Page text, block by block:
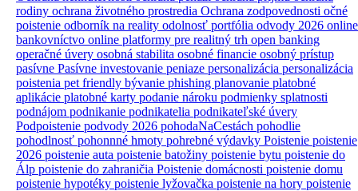
rodiny ochrana životného prostredia Ochrana zodpovednosti očné
poistenie odborník na reality odolnosť portfólia odvody 2026 online
bankovníctvo online platformy pre realitný trh open banking
operačné úvery osobná stabilita osobné financie osobný prístup
pasívne Pasívne investovanie peniaze personalizácia personalizácia
poistenia pet friendly bývanie phishing planovanie platobné
aplikácie platobné karty podanie nároku podmienky splatnosti
podnájom podnikanie podnikatelia podnikateľské úvery
Podpoistenie podvody 2026 pohodaNaCestách pohodlie
pohodlnosť pohonnné hmoty pohrebné výdavky Poistenie poistenie
2026 poistenie auta poistenie batožiny poistenie bytu poistenie do
Álp poistenie do zahraničia Poistenie domácnosti poistenie domu
poistenie hypotéky poistenie lyžovačka poistenie na hory poistenie